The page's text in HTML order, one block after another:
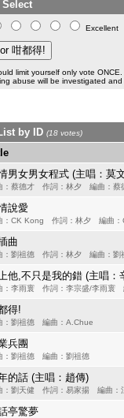
Select
Excellent
limit yourself only vote ONCE.
abuse will be investigated
by ID (18 votes)
男女男女程式 (主唱：莫
：蔡德才 作詞：林夕 編曲：蔡
說愛
：CK Kong 作詞：林夕 編曲：
曲
：劉祖德 作詞：林夕 編曲：劉
他,不只是我的錯 (主唱：
：李雨寰 作詞：李宗盛/李雨寰
得!
：劉祖德 編曲：A.Chue
兵團
：劉祖德 編曲：劉祖德
的話 (主唱：趙傳)
：劉天健 作詞：易家揚 編曲：
亭驚夢